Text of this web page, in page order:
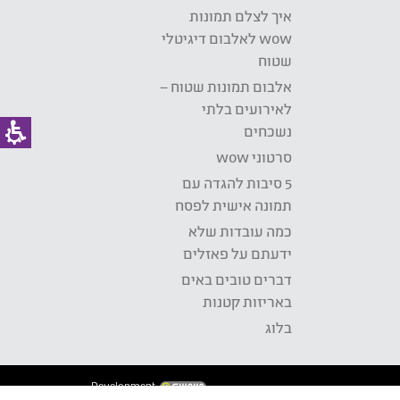
איך לצלם תמונות
wow לאלבום דיגיטלי
שטוח
אלבום תמונות שטוח –
לאירועים בלתי
נשכחים
סרטוני wow
5 סיבות להגדה עם
תמונה אישית לפסח
כמה עובדות שלא
ידעתם על פאזלים
דברים טובים באים
באריזות קטנות
בלוג
Development: